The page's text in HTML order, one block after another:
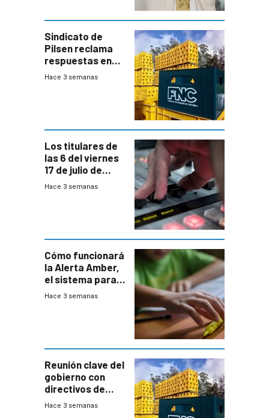
Sindicato de
Pilsen reclama
respuestas en
medio de
Hace 3 semanas
Los titulares de
las 6 del viernes
17 de julio de
2026
Hace 3 semanas
Cómo funcionará
la Alerta Amber,
el sistema para
la búsqueda
Hace 3 semanas
Reunión clave del
gobierno con
directivos de
Fábricas
Hace 3 semanas